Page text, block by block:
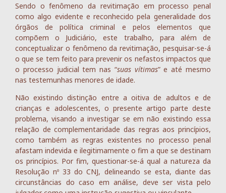
Sendo o fenômeno da revitimação em processo penal
como algo evidente e reconhecido pela generalidade dos
órgãos de política criminal e pelos elementos que
compõem o Judiciário, este trabalho, para além de
conceptualizar o fenômeno da revitimação, pesquisar-se-á
o que se tem feito para prevenir os nefastos impactos que
o processo judicial tem nas “suas vítimas” e até mesmo
nas testemunhas menores de idade.
Não existindo distinção entre a oitiva de adultos e de
crianças e adolescentes, o presente artigo parte deste
problema, visando a investigar se em não existindo essa
relação de complementaridade das regras aos princípios,
como também as regras existentes no processo penal
afastam indevida e ilegitimamente o fim a que se destinam
os princípios. Por fim, questionar-se-á qual a natureza da
Resolução nº 33 do CNJ, delineando se esta, diante das
circunstâncias do caso em análise, deve ser vista pelo